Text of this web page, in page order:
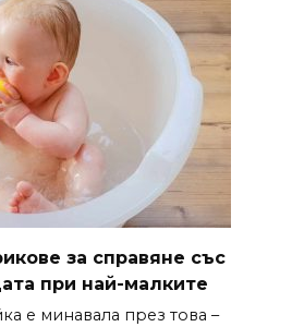
за справяне със
при най-малките
е минавала през това –